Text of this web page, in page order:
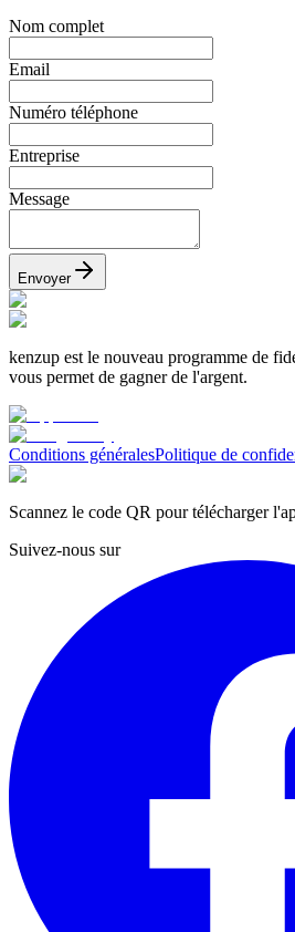
Nom complet
Email
Numéro téléphone
Entreprise
Message
Envoyer
kenzup est le nouveau programme de
vous permet de gagner de l'argent.
Conditions généralesPolitique de
Scannez le code QR pour télécharger
Suivez-nous sur